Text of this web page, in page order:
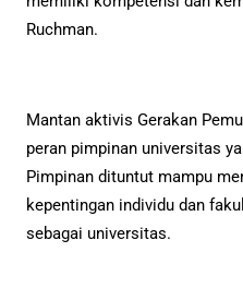
Ruchman.
Mantan aktivis Gerakan
peran pimpinan universitas
Pimpinan dituntut mampu
kepentingan individu dan
sebagai universitas.